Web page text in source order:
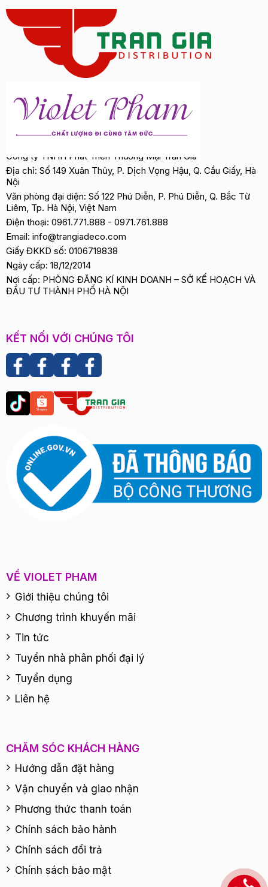
Công ty TNHH Phát Triển Thương Mại Trần Gia
Địa chỉ: Số 149 Xuân Thủy, P. Dịch Vọng Hậu, Q. Cầu Giấy, Hà
Nội
Văn phòng đại diện: Số 122 Phú Diễn, P. Phú Diễn, Q. Bắc Từ
Liêm, Tp. Hà Nội, Việt Nam
Điện thoại: 0961.771.888 - 0971.761.888
Email: info@trangiadeco.com
Giấy ĐKKD số: 0106719838
Ngày cấp: 18/12/2014
Nơi cấp: PHÒNG ĐĂNG KÍ KINH DOANH – SỞ KẾ HOẠCH VÀ
ĐẦU TƯ THÀNH PHỐ HÀ NỘI
KẾT NỐI VỚI CHÚNG TÔI
VỀ VIOLET PHAM
Giới thiệu chúng tôi
Chương trình khuyến mãi
Tin tức
Tuyển nhà phân phối đại lý
Tuyển dụng
Liên hệ
CHĂM SÓC KHÁCH HÀNG
Hướng dẫn đặt hàng
Vận chuyển và giao nhận
Phương thức thanh toán
Chính sách bảo hành
Chính sách đổi trả
Chính sách bảo mật